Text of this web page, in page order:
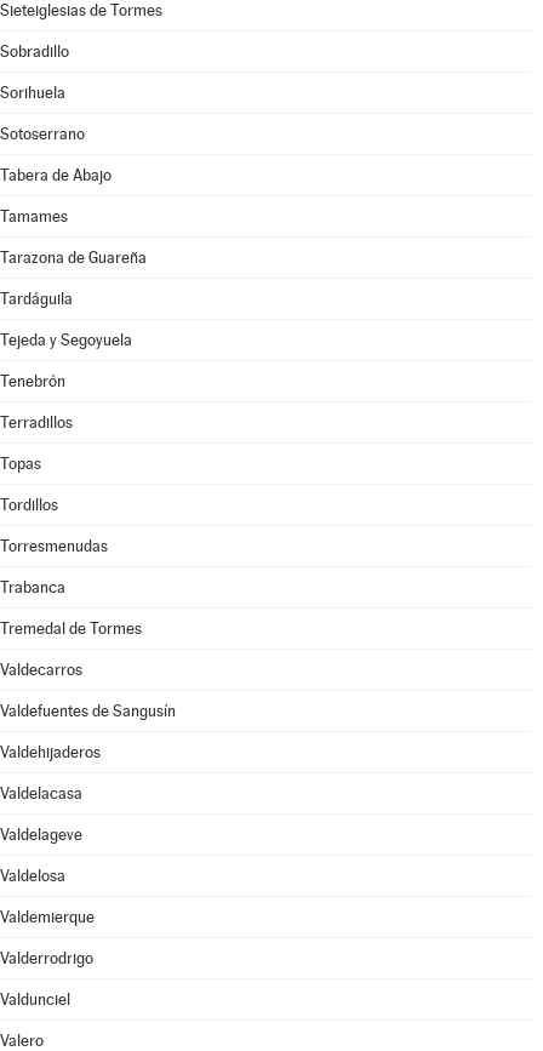
Sieteiglesias de Tormes
Sobradillo
Sorihuela
Sotoserrano
Tabera de Abajo
Tamames
Tarazona de Guareña
Tardáguila
Tejeda y Segoyuela
Tenebrón
Terradillos
Topas
Tordillos
Torresmenudas
Trabanca
Tremedal de Tormes
Valdecarros
Valdefuentes de Sangusín
Valdehijaderos
Valdelacasa
Valdelageve
Valdelosa
Valdemierque
Valderrodrigo
Valdunciel
Valero